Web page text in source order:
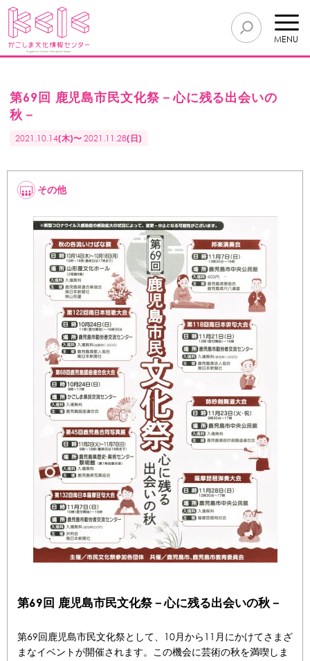
MENU
第69回 鹿児島市民文化祭－心に残る出会いの
秋－
2021.10.14(木)〜2021.11.28(日)
その他
第69回 鹿児島市民文化祭－心に残る出会いの秋－
第69回鹿児島市民文化祭として、10月から11月にかけてさまざ
まなイベントが開催されます。この機会に芸術の秋を満喫しま